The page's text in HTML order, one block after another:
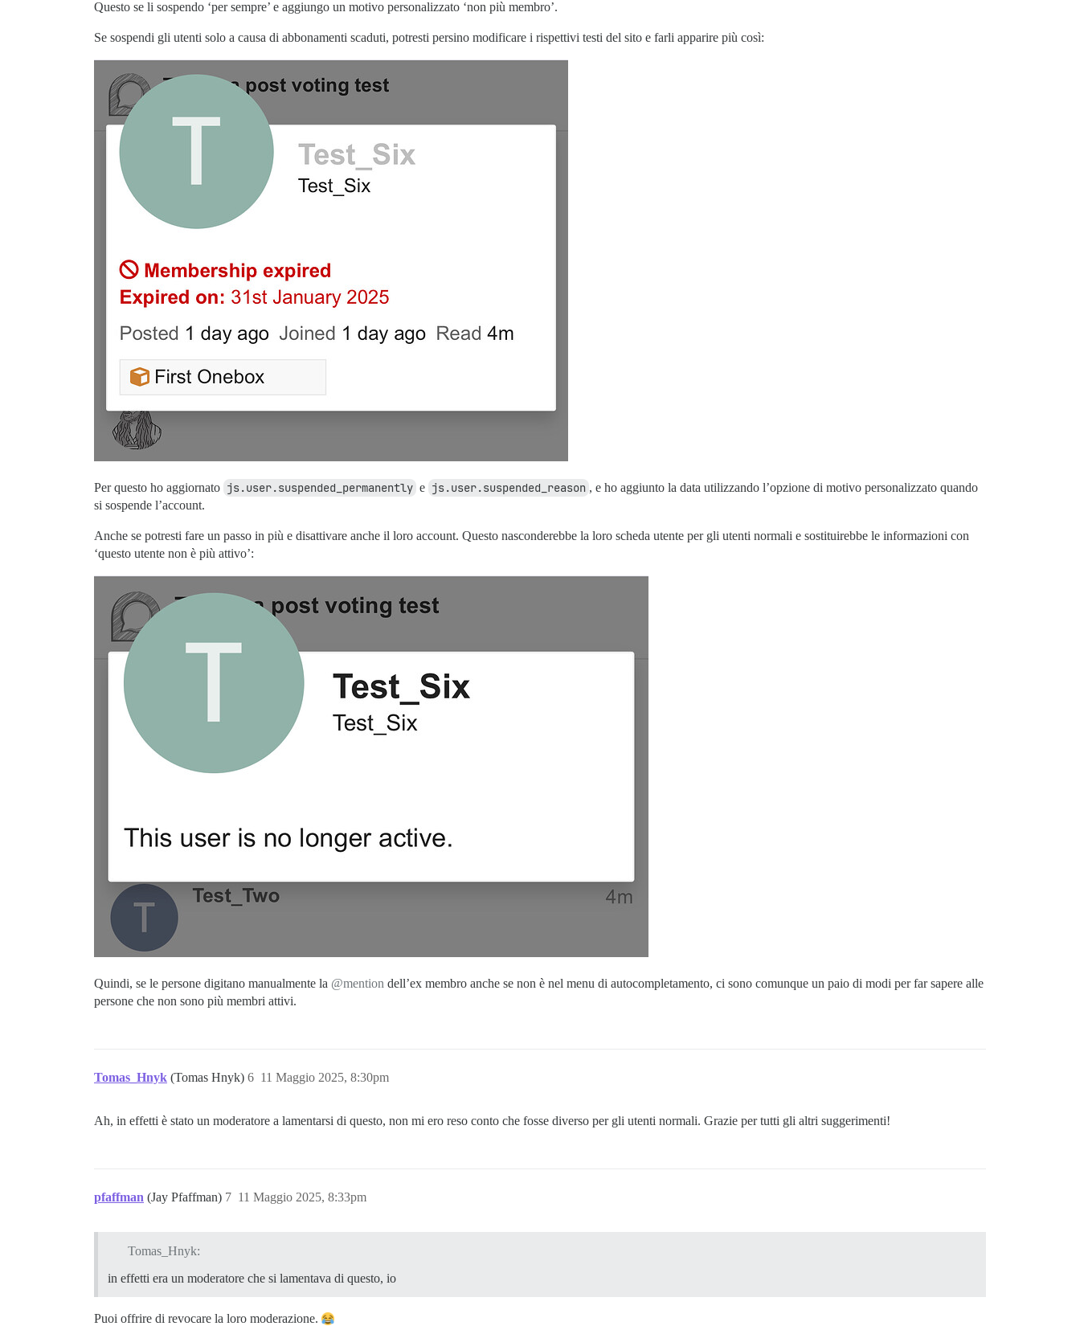
Questo se li sospendo ‘per sempre’ e aggiungo un motivo personalizzato ‘non più membro’.
Se sospendi gli utenti solo a causa di abbonamenti scaduti, potresti persino modificare i rispettivi testi del sito e farli apparire più così:
Per questo ho aggiornato js.user.suspended_permanently e js.user.suspended_reason , e ho aggiunto la data utilizzando l’opzione di motivo personalizzato quando
si sospende l’account.
Anche se potresti fare un passo in più e disattivare anche il loro account. Questo nasconderebbe la loro scheda utente per gli utenti normali e sostituirebbe le informazioni con
‘questo utente non è più attivo’:
Quindi, se le persone digitano manualmente la @mention dell’ex membro anche se non è nel menu di autocompletamento, ci sono comunque un paio di modi per far sapere alle
persone che non sono più membri attivi.
Tomas_Hnyk (Tomas Hnyk) 11 Maggio 2025, 8:30pm
6
Ah, in effetti è stato un moderatore a lamentarsi di questo, non mi ero reso conto che fosse diverso per gli utenti normali. Grazie per tutti gli altri suggerimenti!
pfaffman (Jay Pfaffman) 11 Maggio 2025, 8:33pm
7
Tomas_Hnyk:
in effetti era un moderatore che si lamentava di questo, io
Puoi offrire di revocare la loro moderazione.